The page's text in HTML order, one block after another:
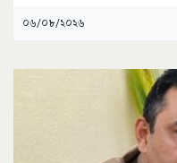
০৬/০৮/২০২৬